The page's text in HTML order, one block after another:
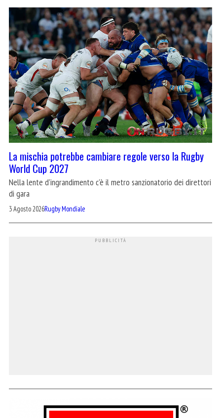
La mischia potrebbe cambiare regole verso la Rugby
World Cup 2027
Nella lente d'ingrandimento c'è il metro sanzionatorio dei direttori
di gara
3 Agosto 2026Rugby Mondiale